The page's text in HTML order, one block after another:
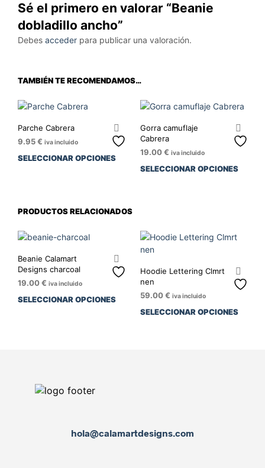
Sé el primero en valorar “Beanie
dobladillo ancho”
Debes acceder para publicar una valoración.
TAMBIÉN TE RECOMENDAMOS…
Parche Cabrera
9.95€ iva incluido
SELECCIONAR OPCIONES
Gorra camuflaje
Cabrera
19.00€ iva incluido
SELECCIONAR OPCIONES
PRODUCTOS RELACIONADOS
Beanie Calamart
Designs charcoal
19.00€ iva incluido
SELECCIONAR OPCIONES
Hoodie Lettering Clmrt
nen
59.00€ iva incluido
SELECCIONAR OPCIONES
hola@calamartdesigns.com